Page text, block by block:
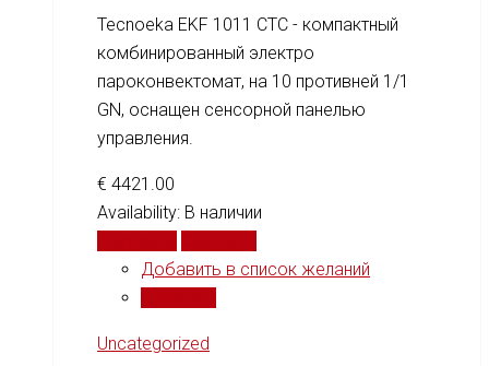
Tecnoeka EKF 1011 CTC - компактный
комбинированный электро
пароконвектомат, на 10 противней 1/1
GN, оснащен сенсорной панелью
управления.
€ 4421.00
Availability: В наличии
Добавить в список желаний
Uncategorized